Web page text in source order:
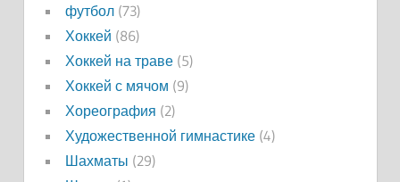
футбол(73)
Хоккей (86)
Хоккей на траве(5)
Хоккей с мячом (9)
Хореография (2)
Художественной гимнастике(4)
Шахматы (29)